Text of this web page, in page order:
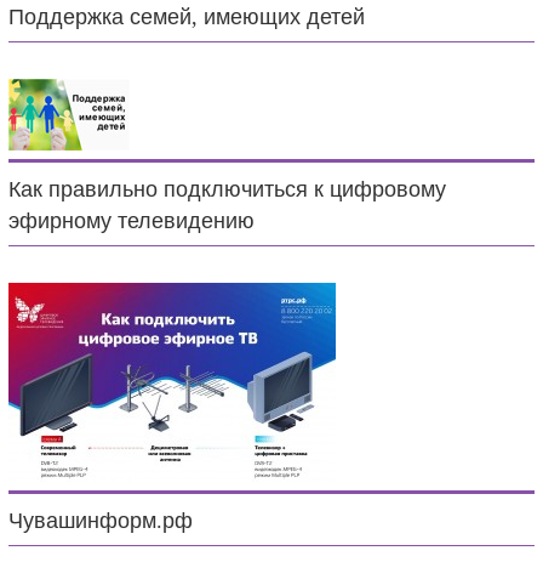
Поддержка семей, имеющих детей
Как правильно подключиться к цифровому
эфирному телевидению
Чувашинформ.рф